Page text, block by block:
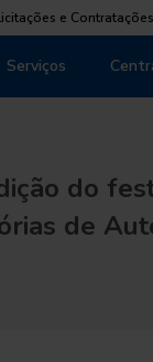
e Contratações
Serviços
do
de